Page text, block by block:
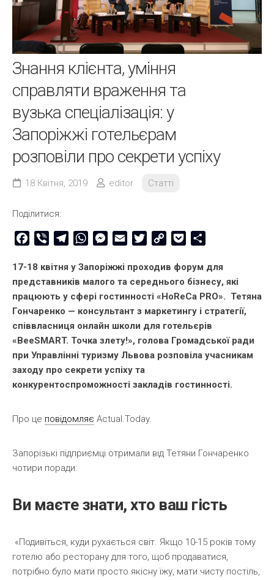
Знання клієнта, уміння
справляти враження та
вузька спеціалізація: у
Запоріжжі готельєрам
розповіли про секрети успіху
18 Квітня, 2019 editor Статті
Поділитися:
Facebook
Viber TelegramWhatsAppMessenger
Email TwitterCopy
Pocket
17-18 квітня у Запоріжжі проходив форум для
представників малого та середнього бізнесу, які
працюють у сфері гостинності «HoReCa PRO». Тетяна
Гончаренко — консультант з маркетингу і стратегії,
співвласниця онлайн школи для готельєрів
«BeeSMART. Точка злету!», голова Громадської ради
при Управлінні туризму Львова розповіла учасникам
заходу про секрети успіху та
конкурентоспроможності закладів гостинності.
Про це повідомляє Actual.Today.
Запорізькі підприємці отримали від Тетяни Гончаренко
чотири поради:
Ви маєте знати, хто ваш гість
«Подивіться, куди рухається світ. Якщо 10-15 років тому
готелю або ресторану для того, щоб продаватися,
потрібно було мати просто якісну їжу, мати чисту постіль,